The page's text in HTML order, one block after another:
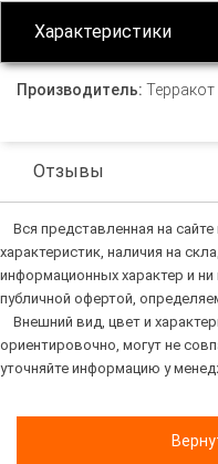
Характеристики
Производитель: Терракот
Отзывы
Вся представленная на
характеристик, наличия на
информационных характер и ни
публичной офертой,
Внешний вид, цвет и
ориентировочно, могут не
уточняйте информацию у